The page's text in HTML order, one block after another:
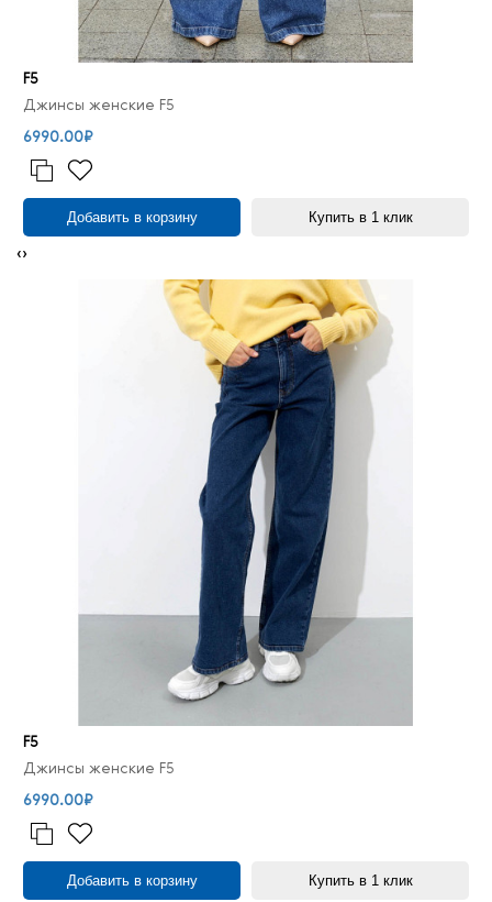
F5
Джинсы женские F5
6990.00₽
Добавить в корзину Купить в 1 клик
‹›
F5
Джинсы женские F5
6990.00₽
Добавить в корзину Купить в 1 клик